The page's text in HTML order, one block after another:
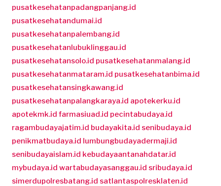
pusatkesehatanpadangpanjang.id
pusatkesehatandumai.id
pusatkesehatanpalembang.id
pusatkesehatanlubuklinggau.id
pusatkesehatansolo.id pusatkesehatanmalang.id
pusatkesehatanmataram.id pusatkesehatanbima.id
pusatkesehatansingkawang.id
pusatkesehatanpalangkaraya.id apotekerku.id
apotekmk.id farmasiuad.id pecintabudaya.id
ragambudayajatim.id budayakita.id senibudaya.id
penikmatbudaya.id lumbungbudayadermaji.id
senibudayaislam.id kebudayaantanahdatar.id
mybudaya.id wartabudayasanggau.id sribudaya.id
simerdupolresbatang.id satlantaspolresklaten.id